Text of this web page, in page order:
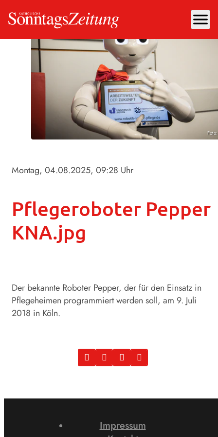
menu
Montag, 04.08.2025, 09:28 Uhr
Pflegeroboter Pepper
KNA.jpg
Der bekannte Roboter Pepper, der für den Einsatz in
Pflegeheimen programmiert werden soll, am 9. Juli
2018 in Köln.
Impressum